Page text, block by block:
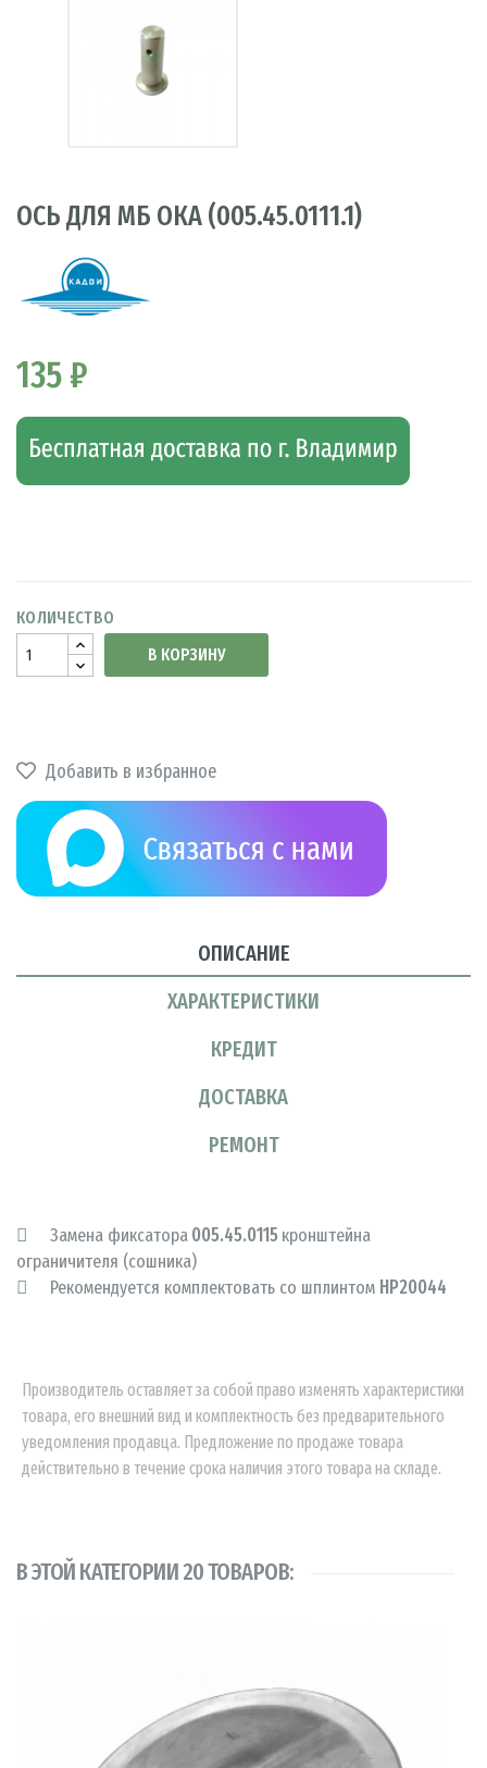
ОСЬ ДЛЯ МБ ОКА (005.45.0111.1)
135 ₽
КОЛИЧЕСТВО
В КОРЗИНУ
Добавить в избранное
ОПИСАНИЕ
ХАРАКТЕРИСТИКИ
КРЕДИТ
ДОСТАВКА
РЕМОНТ
Замена фиксатора005.45.0115 кронштейна
ограничителя (сошника)
Рекомендуется комплектовать со шплинтом НР20044
Производитель оставляет за собой право изменять характеристики
товара, его внешний вид и комплектность без предварительного
уведомления продавца. Предложение по продаже товара
действительно в течение срока наличия этого товара на складе.
В ЭТОЙ КАТЕГОРИИ 20 ТОВАРОВ: